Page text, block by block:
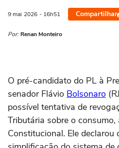
9 mai 2026 - 16h51 Compartilhar
Por: Renan Monteiro
O pré-candidato do PL à
senador Flávio Bolsonaro
possível tentativa de
Tributária sobre o consumo,
Constitucional. Ele declarou